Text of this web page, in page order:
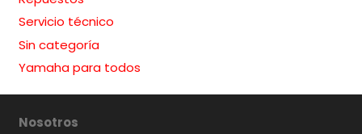
Servicio técnico
Sin categoría
Yamaha para todos
Nosotros